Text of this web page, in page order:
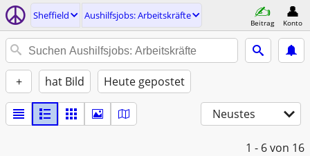
Sheffield Aushilfsjobs: Arbeitskräfte
Beitrag Konto
+ hat Bild Heute gepostet
Neustes
1 - 6von 16